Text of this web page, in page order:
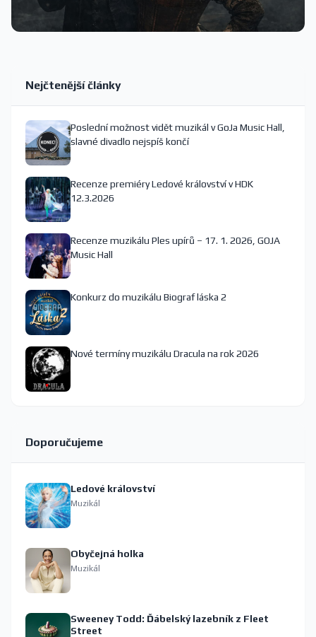
Nejčtenější články
Poslední možnost vidět muzikál v GoJa Music Hall,
slavné divadlo nejspíš končí
Recenze premiéry Ledové království v HDK
12.3.2026
Recenze muzikálu Ples upírů – 17. 1. 2026, GOJA
Music Hall
Konkurz do muzikálu Biograf láska 2
Nové termíny muzikálu Dracula na rok 2026
Doporučujeme
Ledové království
Muzikál
Obyčejná holka
Muzikál
Sweeney Todd: Ďábelský lazebník z Fleet
Street